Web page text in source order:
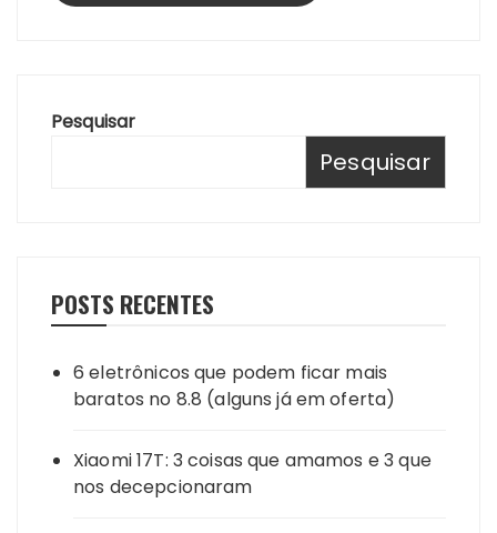
Pesquisar
Pesquisar
POSTS RECENTES
6 eletrônicos que podem ficar mais
baratos no 8.8 (alguns já em oferta)
Xiaomi 17T: 3 coisas que amamos e 3 que
nos decepcionaram